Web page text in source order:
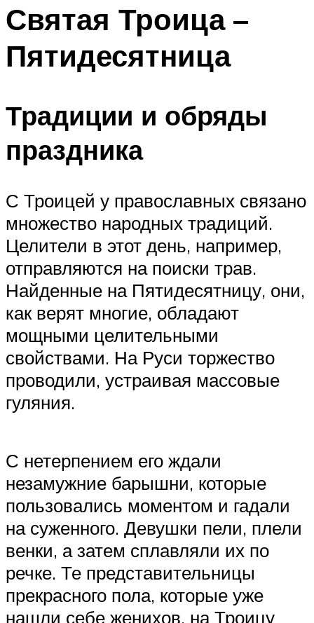
Меню
Святая Троица –
Пятидесятница
Традиции и обряды
праздника
С Троицей у православных связано
множество народных традиций.
Целители в этот день, например,
отправляются на поиски трав.
Найденные на Пятидесятницу, они,
как верят многие, обладают
мощными целительными
свойствами. На Руси торжество
проводили, устраивая массовые
гуляния.
С нетерпением его ждали
незамужние барышни, которые
пользовались моментом и гадали
на суженного. Девушки пели, плели
венки, а затем сплавляли их по
речке. Те представительницы
прекрасного пола, которые уже
нашли себе женихов, на Троицу